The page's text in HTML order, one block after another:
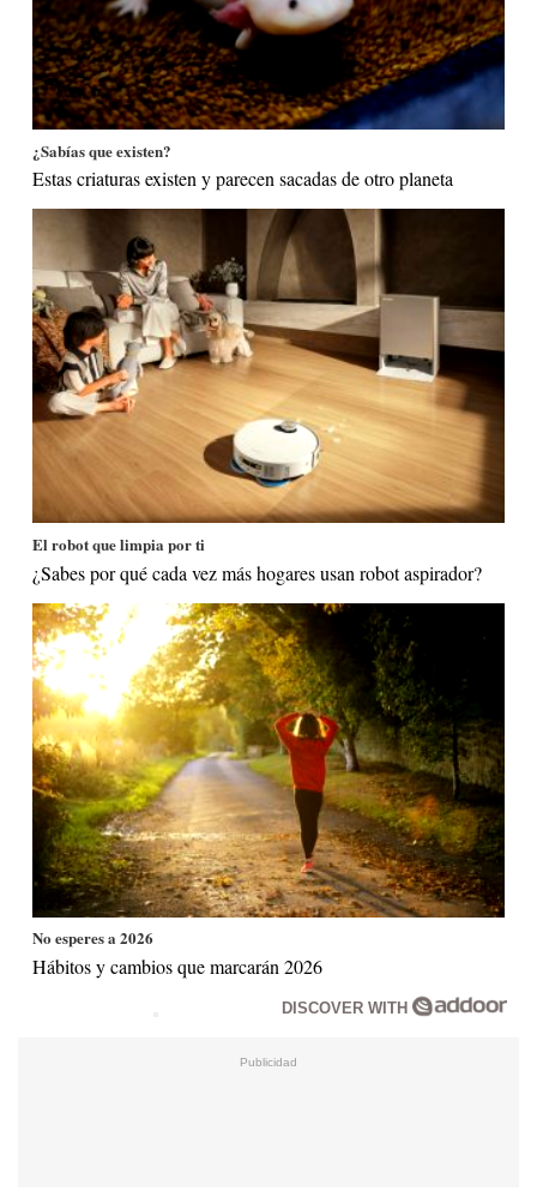
¿Sabías que existen?
Estas criaturas existen y parecen sacadas de otro planeta
El robot que limpia por ti
¿Sabes por qué cada vez más hogares usan robot aspirador?
No esperes a 2026
Hábitos y cambios que marcarán 2026
DISCOVER WITH